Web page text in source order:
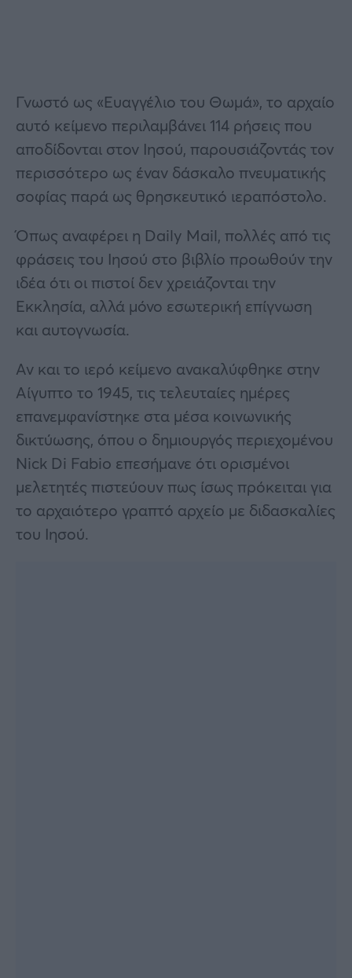
Γνωστό ως «Ευαγγέλιο του Θωμά», το αρχαίο
αυτό κείμενο περιλαμβάνει 114 ρήσεις που
αποδίδονται στον Ιησού, παρουσιάζοντάς τον
περισσότερο ως έναν δάσκαλο πνευματικής
σοφίας παρά ως θρησκευτικό ιεραπόστολο.
Όπως αναφέρει η Daily Mail, πολλές από τις
φράσεις του Ιησού στο βιβλίο προωθούν την
ιδέα ότι οι πιστοί δεν χρειάζονται την
Εκκλησία, αλλά μόνο εσωτερική επίγνωση
και αυτογνωσία.
Αν και το ιερό κείμενο ανακαλύφθηκε στην
Αίγυπτο το 1945, τις τελευταίες ημέρες
επανεμφανίστηκε στα μέσα κοινωνικής
δικτύωσης, όπου ο δημιουργός περιεχομένου
Nick Di Fabio επεσήμανε ότι ορισμένοι
μελετητές πιστεύουν πως ίσως πρόκειται για
το αρχαιότερο γραπτό αρχείο με διδασκαλίες
του Ιησού.